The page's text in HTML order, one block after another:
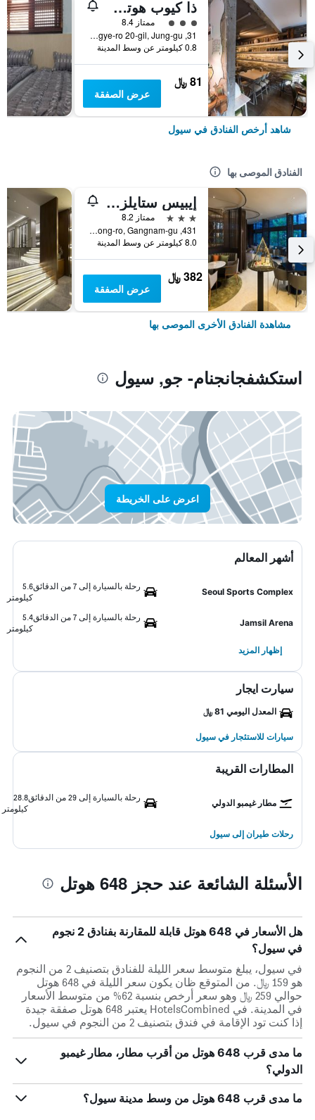
ذا كيوب هوتل - دار ضيافة
تقييم فئة 3ممتاز 8.4
31, Toegye-ro 20-gil, Jung-gu, سيول, كوريا الجنوبية
0.8 كيلومتر عن وسط المدينة
81 ﷼
عرض الصفقة
شاهد أرخص الفنادق في سيول
الفنادق الموصى بها
إيبيس ستايلز أمباسادور سيول غانغنام
3 نجوم
ممتاز 8.2
431, Samseong-ro, Gangnam-gu, سيول, كوريا الجنوبية
8.0 كيلومتر عن وسط المدينة
382 ﷼
عرض الصفقة
مشاهدة الفنادق الأخرى الموصى بها
استكشفجانجنام- جو, سيول
اعرض على الخريطة
أشهر المعالم
Seoul Sports Complex
رحلة بالسيارة إلى 7 من الدقائق
5.6
كيلومتر
Jamsil Arena
رحلة بالسيارة إلى 7 من الدقائق
5.4
كيلومتر
إظهار المزيد
سيارت ايجار
المعدل اليومي 81 ﷼
سيارات للاستئجار في سيول
المطارات القريبة
مطار غيمبو الدولي
رحلة بالسيارة إلى 29 من الدقائق
28.8
كيلومتر
رحلات طيران إلى سيول
الأسئلة الشائعة عند حجز 648 هوتل
هل الأسعار في 648 هوتل قابلة للمقارنة بفنادق 2 نجوم
في سيول؟
في سيول، يبلغ متوسط ​​سعر الليلة للفنادق بتصنيف 2 من النجوم
هو 159 ﷼. من المتوقع ظان يكون سعر الليلة في 648 هوتل
حوالي 259 ﷼ وهو سعر أرخص بنسبة 62% من متوسط الأسعار
في المدينة. في HotelsCombined يعتبر 648 هوتل صفقة جيدة
إذا كنت تود الإقامة في فندق بتصنيف 2 من النجوم في سيول.
ما مدى قرب 648 هوتل من أقرب مطار، مطار غيمبو
الدولي؟
ما مدى قرب 648 هوتل من وسط مدينة سيول؟